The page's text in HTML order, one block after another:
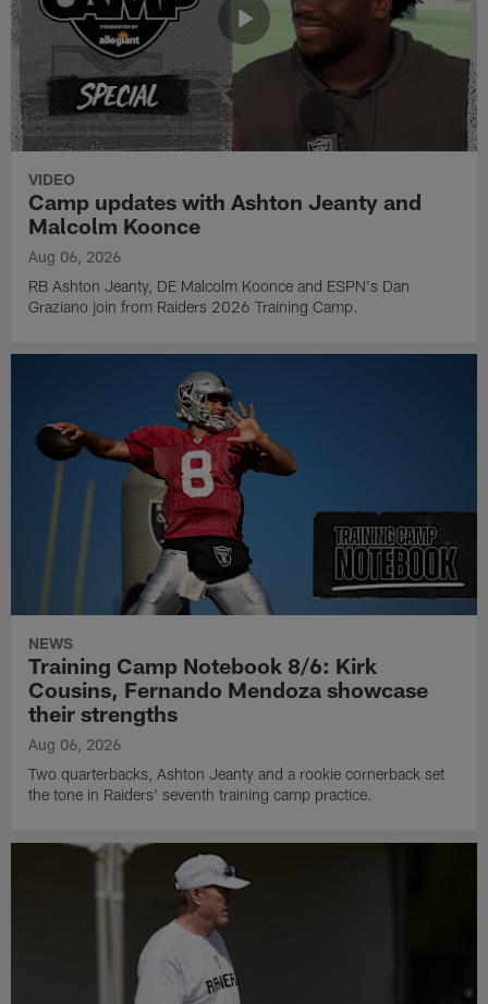
VIDEO
Camp updates with Ashton Jeanty and
Malcolm Koonce
Aug 06, 2026
RB Ashton Jeanty, DE Malcolm Koonce and ESPN's Dan
Graziano join from Raiders 2026 Training Camp.
NEWS
Training Camp Notebook 8/6: Kirk
Cousins, Fernando Mendoza showcase
their strengths
Aug 06, 2026
Two quarterbacks, Ashton Jeanty and a rookie cornerback set
the tone in Raiders' seventh training camp practice.